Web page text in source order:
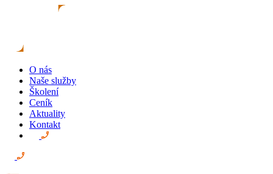
O nás
Naše služby
Školení
Ceník
Aktuality
Kontakt